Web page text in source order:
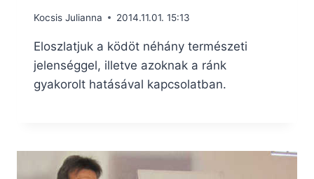
Kocsis Julianna 2014.11.01. 15:13
Eloszlatjuk a ködöt néhány természeti
jelenséggel, illetve azoknak a ránk
gyakorolt hatásával kapcsolatban.